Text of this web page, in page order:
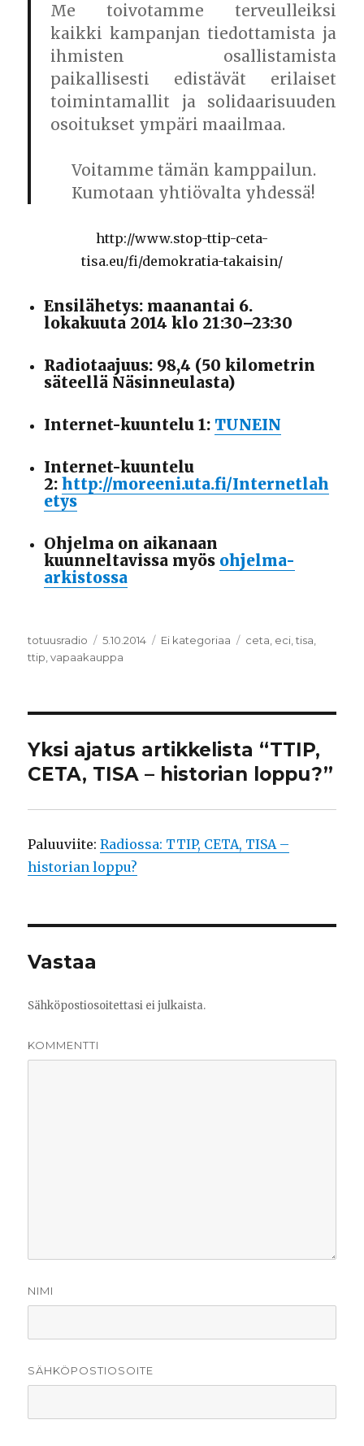
Me toivotamme terveulleiksi
kaikki kampanjan tiedottamista ja
ihmisten osallistamista
paikallisesti edistävät erilaiset
toimintamallit ja solidaarisuuden
osoitukset ympäri maailmaa.
Voitamme tämän kamppailun.
Kumotaan yhtiövalta yhdessä!
http://www.stop-ttip-ceta-
tisa.eu/fi/demokratia-takaisin/
Ensilähetys: maanantai 6.
lokakuuta 2014 klo 21:30–23:30
Radiotaajuus: 98,4 (50 kilometrin
säteellä Näsinneulasta)
Internet-kuuntelu 1: TUNEIN
Internet-kuuntelu
2:http://moreeni.uta.fi/Internetlah
etys
Ohjelma on aikanaan
kuunneltavissa myös ohjelma-
arkistossa
Kirjoittaja
totuusradio Julkaistu
5.10.2014 Kategoriat
Ei kategoriaa Avainsanat
ceta eci ,tisa
ttip ,vapaakauppa
Yksi ajatus artikkelista “TTIP,
CETA, TISA – historian loppu?”
Paluuviite:Radiossa: TTIP, CETA, TISA –
historian loppu?
Vastaa
Sähköpostiosoitettasi ei julkaista.
KOMMENTTI
NIMI
SÄHKÖPOSTIOSOITE